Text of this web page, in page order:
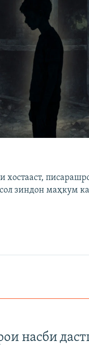
хостааст,
зиндон маҳкум
насби